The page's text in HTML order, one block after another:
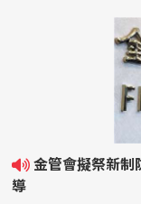
金管會擬祭新制防台股違約交割 證券公會：應先全面宣
導